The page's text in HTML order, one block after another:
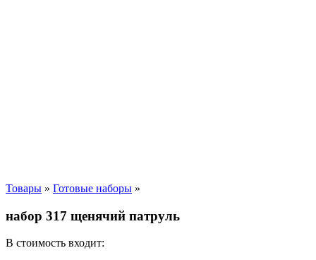
Товары » Готовые наборы »
набор 317 щенячий патруль
В стоимость входит: